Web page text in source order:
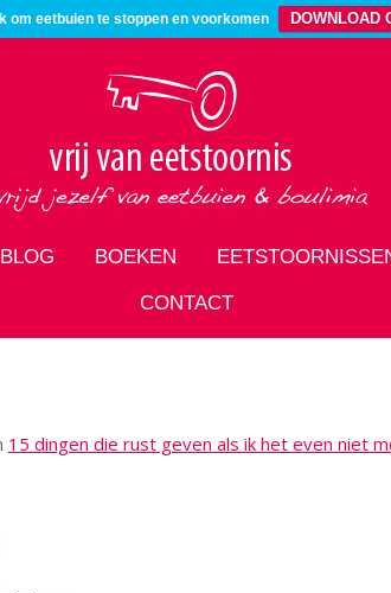
om eetbuien te stoppen en voorkomen DOWNLOAD
BLOG BOEKEN
CONTACT
15 dingen die rust geven als ik het even niet